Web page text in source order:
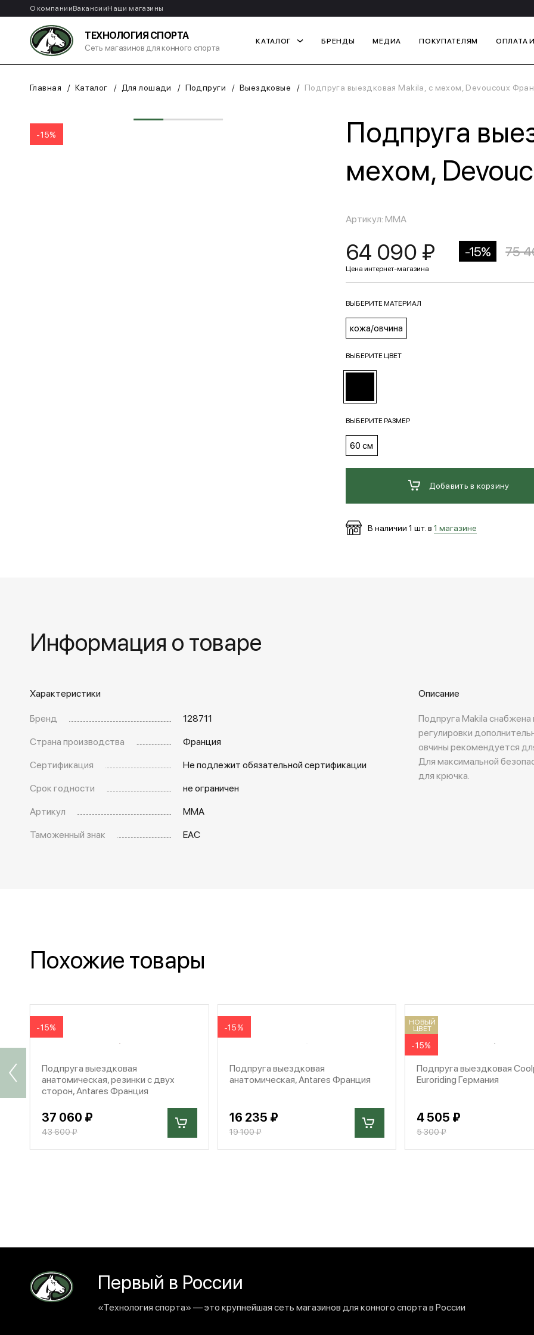
О компанииВакансииНаши магазины
ТЕХНОЛОГИЯ СПОРТА
Сеть магазинов для конного спорта
КАТАЛОГ БРЕНДЫ МЕДИА ПОКУПАТЕЛЯМ ОПЛАТА
Главная Каталог Для лошади Подпруги Выездковые Подпруга выездковая Makila, с мехом, Devoucoux
-15%
Подпруга
мехом,
Артикул: MMA
64 090 ₽ -15% 75
ВЫБЕРИТЕ МАТЕРИАЛ
кожа/овчина
ВЫБЕРИТЕ ЦВЕТ
ВЫБЕРИТЕ РАЗМЕР
60 см
Добавить в корзину
В наличии 1 шт. в 1 магазине
Информация о товаре
Характеристики
Бренд
128711
Страна производства
Франция
Сертификация
Не подлежит обязательной сертификации
Срок годности
не ограничен
Артикул
MMA
Таможенный знак
EAC
Описание
Подпруга Makila
регулировки
овчины рекомендуется
Для максимальной
для крючка.
Похожие товары
-15%
Подпруга выездковая
анатомическая, резинки с двух
сторон, Antares Франция
37 060 ₽
43 600 ₽
-15%
Подпруга выездковая
анатомическая, Antares Франция
16 235 ₽
19 100 ₽
НОВЫЙ
ЦВЕТ
-15%
Подпруга выездковая
Euroriding Германия
4 505 ₽
5 300 ₽
Первый в России
«Технология спорта» — это крупнейшая сеть магазинов для конного спорта в России